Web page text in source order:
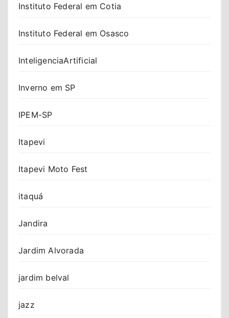
Instituto Federal em Cotia
Instituto Federal em Osasco
InteligenciaArtificial
Inverno em SP
IPEM-SP
Itapevi
Itapevi Moto Fest
itaquá
Jandira
Jardim Alvorada
jardim belval
jazz